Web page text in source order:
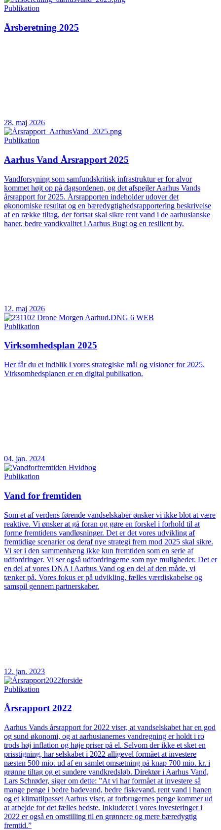
Publikation
Årsberetning 2025
28. maj 2026
Publikation
Aarhus Vand Årsrapport 2025
Vandforsyning som samfundskritisk infrastruktur er for alvor
kommet højt op på dagsordenen, og det afspejler Aarhus Vands
årsrapport for 2025. Årsrapporten indeholder udover det
økonomiske resultat og en bæredygtighedsrapportering beskrivelse
af en række tiltag, der fortsat skal sikre rent vand i de aarhusianske
haner, bedre vandkvalitet i Aarhus Bugt og en resilient by.
12. maj 2026
Publikation
Virksomhedsplan 2025
Her får du et indblik i vores strategiske mål og visioner for 2025.
Virksomhedsplanen er en digital publikation.
04. jan. 2024
Publikation
Vand for fremtiden
Som et af verdens førende vandselskaber ønsker vi ikke blot at være
reaktive. Vi ønsker at gå foran og gøre en forskel i forhold til at
forme fremtidens vandløsninger. Det er det vores udvikling af
fremtidige scenarier og deraf nye strategi frem mod 2025 skal sikre.
Vi ser i den sammenhæng ikke kun fremtiden som en serie af
udfordringer. Vi ser også udfordringerne som nye muligheder. Det er
en del af vores DNA i Aarhus Vand og en del af den måde, vi
tænker på. Vores fokus er på udvikling, fælles værdiskabelse og
samspil gennem partnerskaber.
12. jan. 2023
Publikation
Årsrapport 2022
Aarhus Vands årsrapport for 2022 viser, at vandselskabet har en god
og sund økonomi, og at aarhusianernes vandregning er holdt i ro
trods høj inflation og høje priser på el. Selvom der ikke et sket en
prisstigning, har selskabet i 2022 alligevel formået at investere
næsten 500 mio. ud af en samlet omsætning på knap 700 mio. kr. i
grønne tiltag og et sundere vandkredsløb. Direktør i Aarhus Vand,
Lars Schrøder, siger om dette: ”At vi har formået at investere så
mange penge i bedre badevand, bedre fiskevand, rent vand i hanen
og et klimatilpasset Aarhus viser, at forbrugernes penge kommer ud
at arbejde for det fælles bedste. Inkluderet i vores investeringer i
2022 er også en omstilling til en grønnere og mere bæredygtig
fremtid.”